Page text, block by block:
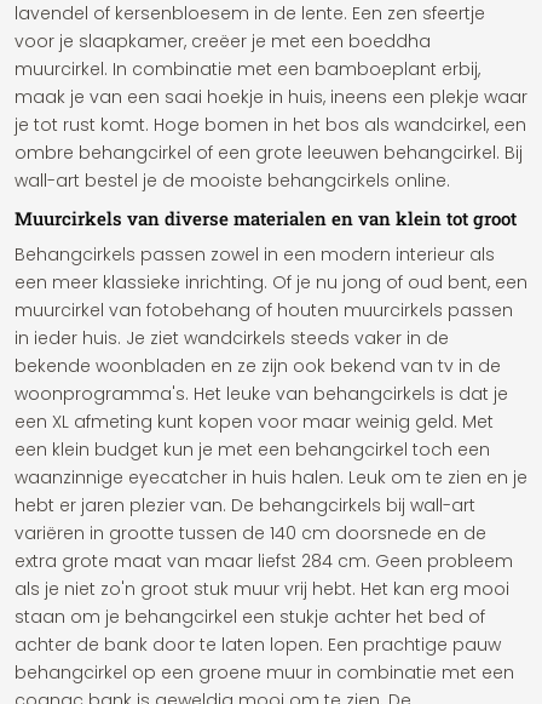
lavendel of kersenbloesem in de lente. Een zen sfeertje
voor je slaapkamer, creëer je met een boeddha
muurcirkel. In combinatie met een bamboeplant erbij,
maak je van een saai hoekje in huis, ineens een plekje waar
je tot rust komt. Hoge bomen in het bos als wandcirkel, een
ombre behangcirkel of een grote leeuwen behangcirkel. Bij
wall-art bestel je de mooiste behangcirkels online.
Muurcirkels van diverse materialen en van klein tot groot
Behangcirkels passen zowel in een modern interieur als
een meer klassieke inrichting. Of je nu jong of oud bent, een
muurcirkel van fotobehang of houten muurcirkels passen
in ieder huis. Je ziet wandcirkels steeds vaker in de
bekende woonbladen en ze zijn ook bekend van tv in de
woonprogramma's. Het leuke van behangcirkels is dat je
een XL afmeting kunt kopen voor maar weinig geld. Met
een klein budget kun je met een behangcirkel toch een
waanzinnige eyecatcher in huis halen. Leuk om te zien en je
hebt er jaren plezier van. De behangcirkels bij wall-art
variëren in grootte tussen de 140 cm doorsnede en de
extra grote maat van maar liefst 284 cm. Geen probleem
als je niet zo'n groot stuk muur vrij hebt. Het kan erg mooi
staan om je behangcirkel een stukje achter het bed of
achter de bank door te laten lopen. Een prachtige pauw
behangcirkel op een groene muur in combinatie met een